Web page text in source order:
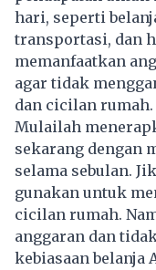
hari, seperti
transportasi, dan
memanfaatkan
agar tidak
dan cicilan rumah.
Mulailah
sekarang dengan
selama sebulan.
gunakan untuk
cicilan rumah.
anggaran dan
kebiasaan belanja